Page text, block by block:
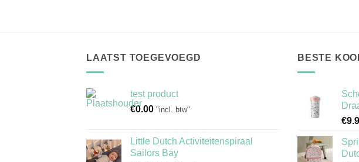
LAATST TOEGEVOEGD
test product
€0.00 "incl. btw"
Little Dutch Activiteitenspiraal
Sailors Bay
BESTE
€